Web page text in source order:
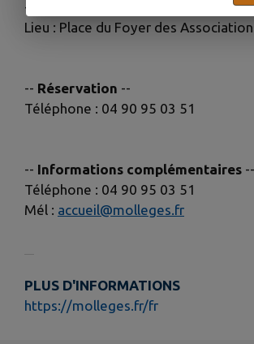
--
Lieu : Place du Foyer des
-- Réservation --
Téléphone : 04 90 95 03 51
-- Informations complémentaires --
Téléphone : 04 90 95 03 51
Mél : accueil@molleges.fr
PLUS D'INFORMATIONS
https://molleges.fr/fr